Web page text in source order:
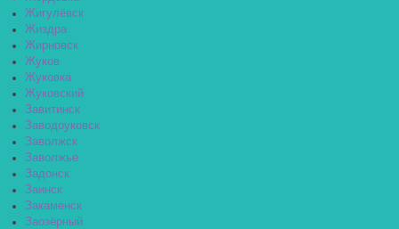
Жигулёвск
Жиздра
Жирновск
Жуков
Жуковка
Жуковский
Завитинск
Заводоуковск
Заволжск
Заволжье
Задонск
Заинск
Закаменск
Заозёрный